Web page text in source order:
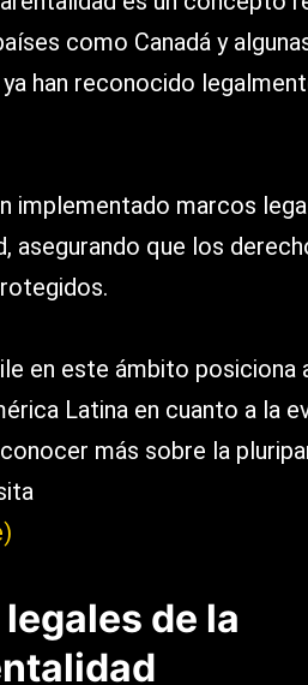
como Canadá y
han reconocido
implementado marcos
asegurando que los
en este ámbito posiciona
Latina en cuanto a la
más sobre la
de la